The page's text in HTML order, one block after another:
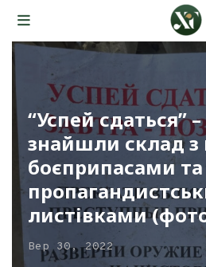
“Успей сдаться”
знайшли склад
боєприпасами та
листівками
Вер 30, 2022